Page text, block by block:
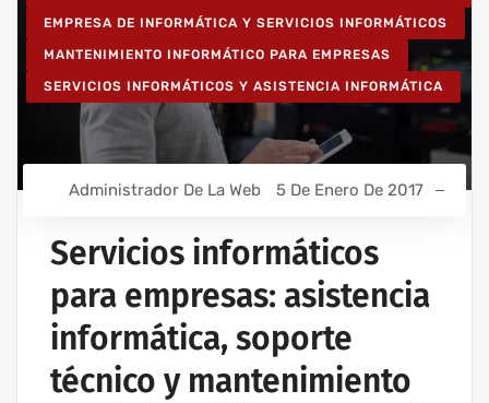
EMPRESA DE INFORMÁTICA Y SERVICIOS INFORMÁTICOS
MANTENIMIENTO INFORMÁTICO PARA EMPRESAS
SERVICIOS INFORMÁTICOS Y ASISTENCIA INFORMÁTICA
Administrador De La Web 5 De Enero De 2017
Servicios informáticos
para empresas: asistencia
informática, soporte
técnico y mantenimiento